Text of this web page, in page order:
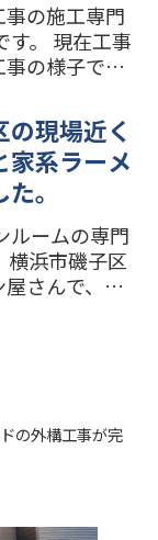
の施工専門
す。 現在工事
の様子で
になってい
現場近く
家系ラーメ
。
ルームの専門
横浜市磯子区
さんで、職
の外構工事が完